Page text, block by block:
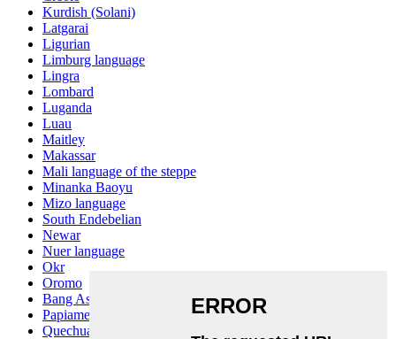
Kurdish (Solani)
Latgarai
Ligurian
Limburg language
Lingra
Lombard
Luganda
Luau
Maitley
Makassar
Mali language of the steppe
Minanka Baoyu
Mizo language
South Endebelian
Newar
Nuer language
Okr
Oromo
Bang Ashinan
Papiamento
Quechua